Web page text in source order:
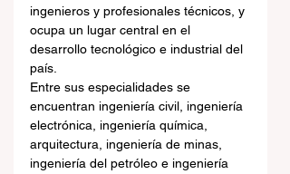
ingenieros y profesionales técnicos, y
ocupa un lugar central en el
desarrollo tecnológico e industrial del
país.
Entre sus especialidades se
encuentran ingeniería civil, ingeniería
electrónica, ingeniería química,
arquitectura, ingeniería de minas,
ingeniería del petróleo e ingeniería